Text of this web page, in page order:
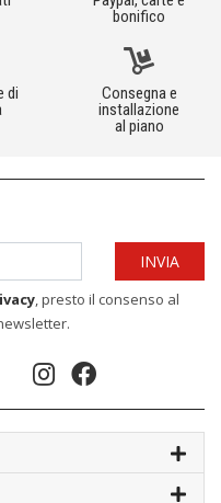
bonifico
di
Consegna e
installazione
al piano
, presto il consenso al